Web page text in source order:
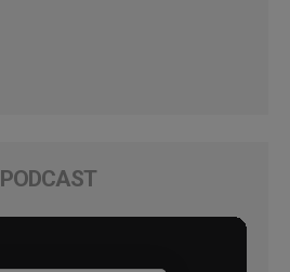
PODCAST